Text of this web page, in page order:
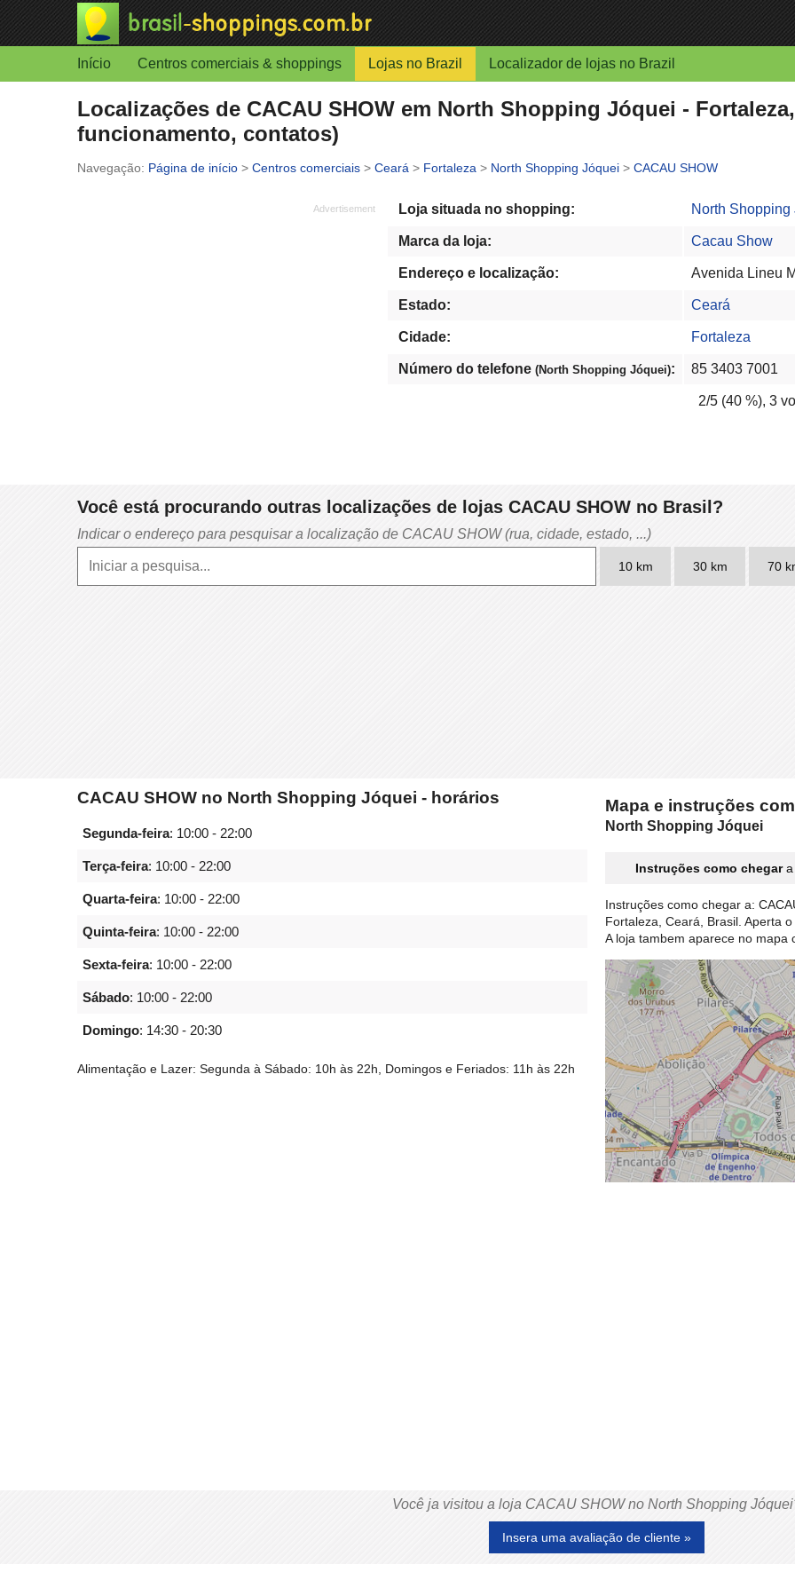
Início Centros comerciais & shoppings Lojas no Brazil Localizador de lojas no Brazil
Localizações de CACAU SHOW em North Shopping Jóquei -
funcionamento, contatos)
Página de início > Centros comerciais > Ceará > Fortaleza > North Shopping Jóquei > CACAU SHOW
Loja situada no shopping: North Shopping
Marca da loja: Cacau Show
Endereço e localização: Avenida Lineu
Estado: Ceará
Cidade: Fortaleza
Número do telefone (North Shopping Jóquei): 85 3403 7001
2/5 (40 %), 3
Você está procurando outras localizações de lojas CACAU SHOW no Brasil?
Indicar o endereço para pesquisar a localização de CACAU SHOW (rua, cidade, estado, ...)
10 km 30 km 70
CACAU SHOW no North Shopping Jóquei - horários
Segunda-feira: 10:00 - 22:00
Terça-feira: 10:00 - 22:00
Quarta-feira: 10:00 - 22:00
Quinta-feira: 10:00 - 22:00
Sexta-feira: 10:00 - 22:00
Sábado: 10:00 - 22:00
Domingo: 14:30 - 20:30
Alimentação e Lazer: Segunda à Sábado: 10h às 22h, Domingos e Feriados: 11h às 22h
Mapa e instruções
North Shopping Jóquei
Instruções como chegara
Instruções como chegar a:
Fortaleza, Ceará, Brasil. Aperta
A loja tambem aparece no mapa
Você ja visitou a loja CACAU SHOW no North Shopping
Insera uma avaliação de cliente »